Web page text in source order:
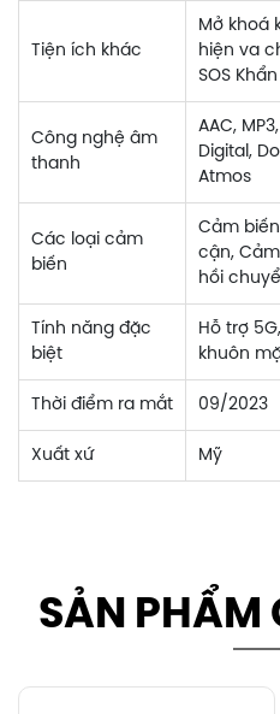
Tiện ích khác
Mở khoá
hiện va
SOS
Công nghệ âm
thanh
AAC,
Digital,
Atmos
Các loại cảm
biến
Cảm
cận,
hồi
Tính năng đặc
biệt
Hỗ trợ
khuôn
Thời điểm ra mắt 09/2023
Xuất xứ Mỹ
SẢN PHẨM